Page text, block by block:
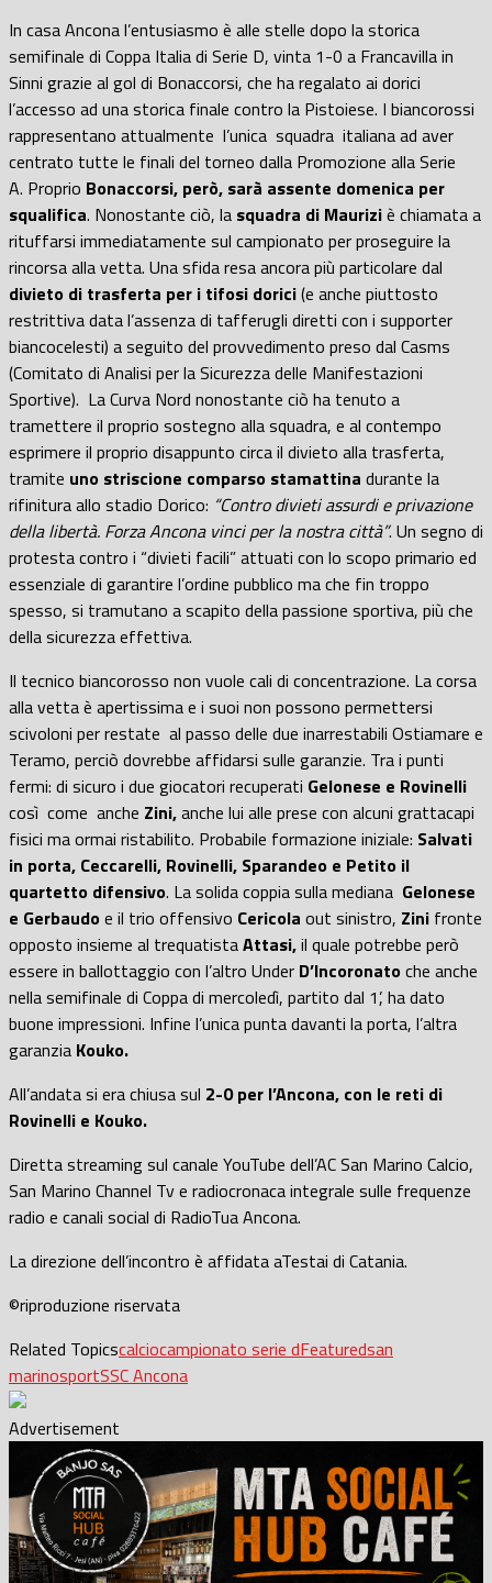
In casa Ancona l’entusiasmo è alle stelle dopo la storica
semifinale di Coppa Italia di Serie D, vinta 1-0 a Francavilla in
Sinni grazie al gol di Bonaccorsi, che ha regalato ai dorici
l’accesso ad una storica finale contro la Pistoiese. I biancorossi
rappresentano attualmente l’unica squadra italiana ad aver
centrato tutte le finali del torneo dalla Promozione alla Serie
A. Proprio Bonaccorsi, però, sarà assente domenica per
squalifica. Nonostante ciò, la squadra di Mauriziè chiamata a
rituffarsi immediatamente sul campionato per proseguire la
rincorsa alla vetta. Una sfida resa ancora più particolare dal
divieto di trasferta per i tifosi dorici(e anche piuttosto
restrittiva data l’assenza di tafferugli diretti con i supporter
biancocelesti) a seguito del provvedimento preso dal Casms
(Comitato di Analisi per la Sicurezza delle Manifestazioni
Sportive). La Curva Nord nonostante ciò ha tenuto a
tramettere il proprio sostegno alla squadra, e al contempo
esprimere il proprio disappunto circa il divieto alla trasferta,
tramite uno striscione comparso stamattina durante la
rifinitura allo stadio Dorico: “Contro divieti assurdi e privazione
della libertà. Forza Ancona vinci per la nostra città”. Un segno di
protesta contro i “divieti facili” attuati con lo scopo primario ed
essenziale di garantire l’ordine pubblico ma che fin troppo
spesso, si tramutano a scapito della passione sportiva, più che
della sicurezza effettiva.
Il tecnico biancorosso non vuole cali di concentrazione. La corsa
alla vetta è apertissima e i suoi non possono permettersi
scivoloni per restate al passo delle due inarrestabili Ostiamare e
Teramo, perciò dovrebbe affidarsi sulle garanzie. Tra i punti
fermi: di sicuro i due giocatori recuperati Gelonese e Rovinelli
così come anche Zini,anche lui alle prese con alcuni grattacapi
fisici ma ormai ristabilito. Probabile formazione iniziale: Salvati
in porta, Ceccarelli, Rovinelli, Sparandeo e Petito il
quartetto difensivo. La solida coppia sulla mediana Gelonese
e Gerbaudoe il trio offensivo Cericola out sinistro, Zini fronte
opposto insieme al trequatistaAttasi,il quale potrebbe però
essere in ballottaggio con l’altro Under D’Incoronatoche anche
nella semifinale di Coppa di mercoledì, partito dal 1’, ha dato
buone impressioni. Infine l’unica punta davanti la porta, l’altra
garanzia Kouko.
All’andata si era chiusa sul 2-0 per l’Ancona, con le reti di
Rovinelli e Kouko.
Diretta streaming sul canale YouTube dell’AC San Marino Calcio,
San Marino Channel Tv e radiocronaca integrale sulle frequenze
radio e canali social di RadioTua Ancona.
La direzione dell’incontro è affidata aTestai di Catania.
©riproduzione riservata
Related Topicscalciocampionato serie dFeaturedsan
marinosportSSC Ancona
Advertisement